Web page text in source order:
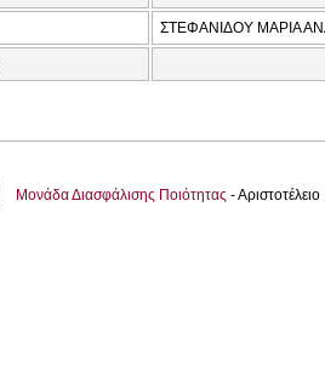
ΣΤΕΦΑΝΙΔΟΥ ΜΑΡΙΑ
Μονάδα Διασφάλισης Ποιότητας -